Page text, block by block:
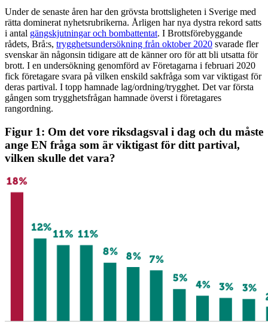
Under de senaste åren har den grövsta brottsligheten i Sverige med
rätta dominerat nyhetsrubrikerna. Årligen har nya dystra rekord satts
i antal gängskjutningar och bombattentat. I Brottsförebyggande
rådets, Brå:s, trygghetsundersökning från oktober 2020 svarade fler
svenskar än någonsin tidigare att de känner oro för att bli utsatta för
brott. I en undersökning genomförd av Företagarna i februari 2020
fick företagare svara på vilken enskild sakfråga som var viktigast för
deras partival. I topp hamnade lag/ordning/trygghet. Det var första
gången som trygghetsfrågan hamnade överst i företagares
rangordning.
Figur 1: Om det vore riksdagsval i dag och du måste
ange EN fråga som är viktigast för ditt partival,
vilken skulle det vara?